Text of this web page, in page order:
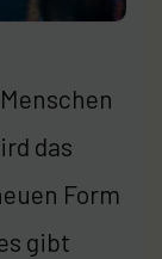
das
Form
gibt